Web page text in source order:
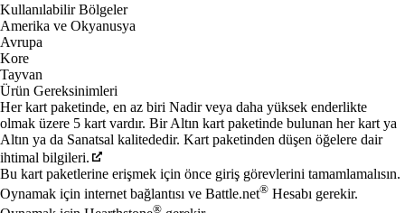
Kullanılabilir Bölgeler
Amerika ve Okyanusya
Avrupa
Kore
Tayvan
Ürün Gereksinimleri
Her kart paketinde, en az biri Nadir veya daha yüksek enderlikte
olmak üzere 5 kart vardır. Bir Altın kart paketinde bulunan her kart ya
Altın ya da Sanatsal kalitededir. Kart paketinden düşen öğelere dair
ihtimal bilgileri.
Bu kart paketlerine erişmek için önce giriş görevlerini tamamlamalısın.
Oynamak için internet bağlantısı ve Battle.net® Hesabı gerekir.
®